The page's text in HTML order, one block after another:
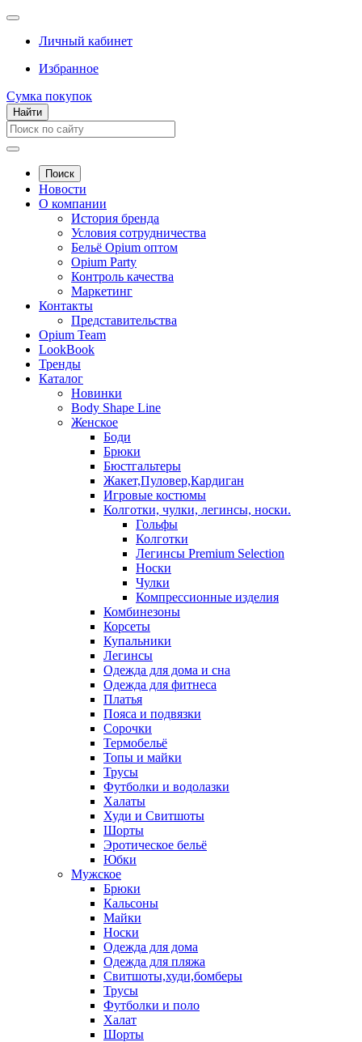
Личный кабинет
Избранное
Сумка покупок
Найти
Поиск
Новости
О компании
История бренда
Условия сотрудничества
Бельё Opium оптом
Opium Party
Контроль качества
Маркетинг
Контакты
Представительства
Opium Team
LookBook
Тренды
Каталог
Новинки
Body Shape Line
Женское
Боди
Брюки
Бюстгальтеры
Жакет,Пуловер,Кардиган
Игровые костюмы
Колготки, чулки, легинсы, носки.
Гольфы
Колготки
Легинсы Premium Selection
Носки
Чулки
Компрессионные изделия
Комбинезоны
Корсеты
Купальники
Легинсы
Одежда для дома и сна
Одежда для фитнеса
Платья
Пояса и подвязки
Сорочки
Термобельё
Топы и майки
Трусы
Футболки и водолазки
Халаты
Худи и Свитшоты
Шорты
Эротическое бельё
Юбки
Мужское
Брюки
Кальсоны
Майки
Носки
Одежда для дома
Одежда для пляжа
Свитшоты,худи,бомберы
Трусы
Футболки и поло
Халат
Шорты